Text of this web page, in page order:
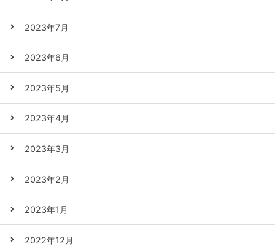
2023年7月
2023年6月
2023年5月
2023年4月
2023年3月
2023年2月
2023年1月
2022年12月